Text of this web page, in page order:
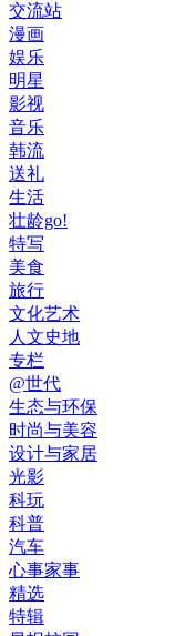
交流站
漫画
娱乐
明星
影视
音乐
韩流
送礼
生活
壮龄go!
特写
美食
旅行
文化艺术
人文史地
专栏
@世代
生态与环保
时尚与美容
设计与家居
光影
科玩
科普
汽车
心事家事
精选
特辑